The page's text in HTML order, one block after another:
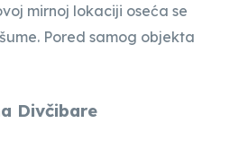
mirnoj lokaciji oseća se
Pored samog objekta
Divčibare